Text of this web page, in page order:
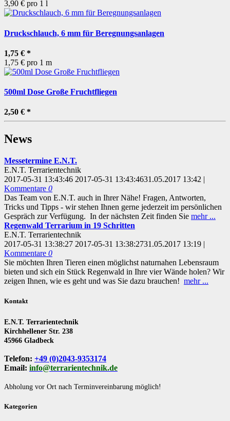
3,90 € pro 1 l
Druckschlauch, 6 mm für Beregnungsanlagen
1,75 € *
1,75 € pro 1 m
500ml Dose Große Fruchtfliegen
2,50 € *
News
Messetermine E.N.T.
E.N.T. Terrarientechnik
2017-05-31 13:43:46 2017-05-31 13:43:4631.05.2017 13:42 |
Kommentare 0
Das Team von E.N.T. auch in Ihrer Nähe! Fragen, Antworten,
Tricks und Tipps - wir stehen Ihnen gerne jederzeit im persönlichen
Gespräch zur Verfügung. In der nächsten Zeit finden Sie mehr ...
Regenwald Terrarium in 19 Schritten
E.N.T. Terrarientechnik
2017-05-31 13:38:27 2017-05-31 13:38:2731.05.2017 13:19 |
Kommentare 0
Sie möchten Ihren Tieren einen möglichst naturnahen Lebensraum
bieten und sich ein Stück Regenwald in Ihre vier Wände holen? Wir
zeigen Ihnen, wie es geht und was Sie dazu brauchen! mehr ...
Kontakt
E.N.T. Terrarientechnik
Kirchhellener Str. 238
45966 Gladbeck
Telefon: +49 (0)2043-9353174
Email: info@terrarientechnik.de
Abholung vor Ort nach Terminvereinbarung möglich!
Kategorien